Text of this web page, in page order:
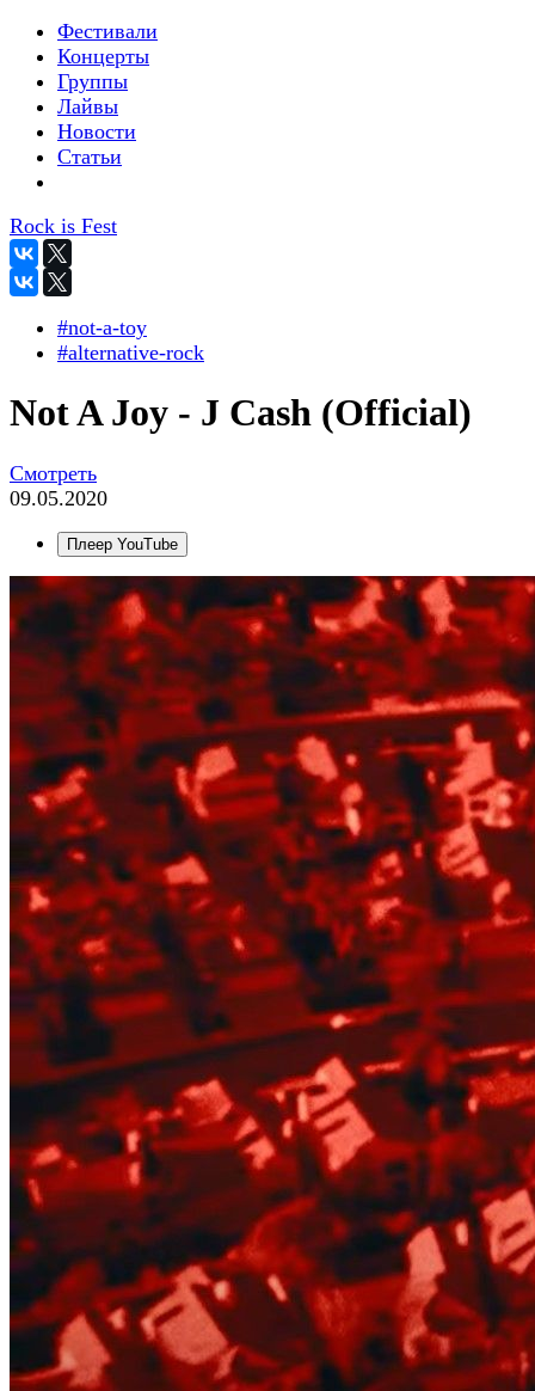
Фестивали
Концерты
Группы
Лайвы
Новости
Статьи
Rock is Fest
#not-a-toy
#alternative-rock
Not A Joy - J Cash (Official)
Смотреть
09.05.2020
Плеер YouTube